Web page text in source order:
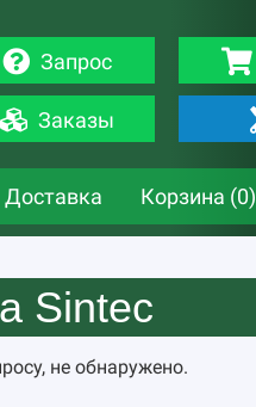
Запрос
Заказы
Доставка Корзина (0)
Sintec
не обнаружено.